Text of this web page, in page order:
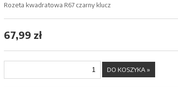
Rozeta kwadratowa R67 czarny klucz
67,99 zł